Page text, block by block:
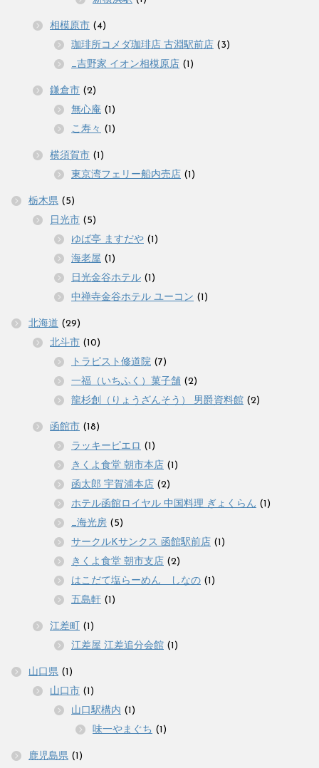
相模原市 (4)
珈琲所コメダ珈琲店 古淵駅前店 (3)
_吉野家 イオン相模原店 (1)
鎌倉市 (2)
無心庵 (1)
こ寿々 (1)
横須賀市 (1)
東京湾フェリー船内売店 (1)
栃木県 (5)
日光市 (5)
ゆば亭 ますだや (1)
海老屋 (1)
日光金谷ホテル (1)
中禅寺金谷ホテル ユーコン (1)
北海道 (29)
北斗市 (10)
トラピスト修道院 (7)
一福（いちふく）菓子舗 (2)
龍杉創（りょうざんそう） 男爵資料館 (2)
函館市 (18)
ラッキーピエロ (1)
きくよ食堂 朝市本店 (1)
函太郎 宇賀浦本店 (2)
ホテル函館ロイヤル 中国料理 ぎょくらん (1)
_海光房 (5)
サークルKサンクス 函館駅前店 (1)
きくよ食堂 朝市支店 (2)
はこだて塩らーめん しなの (1)
五島軒 (1)
江差町 (1)
江差屋 江差追分会館 (1)
山口県 (1)
山口市 (1)
山口駅構内 (1)
味一やまぐち (1)
鹿児島県 (1)